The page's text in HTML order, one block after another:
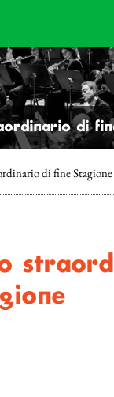
di
di fine Stagione